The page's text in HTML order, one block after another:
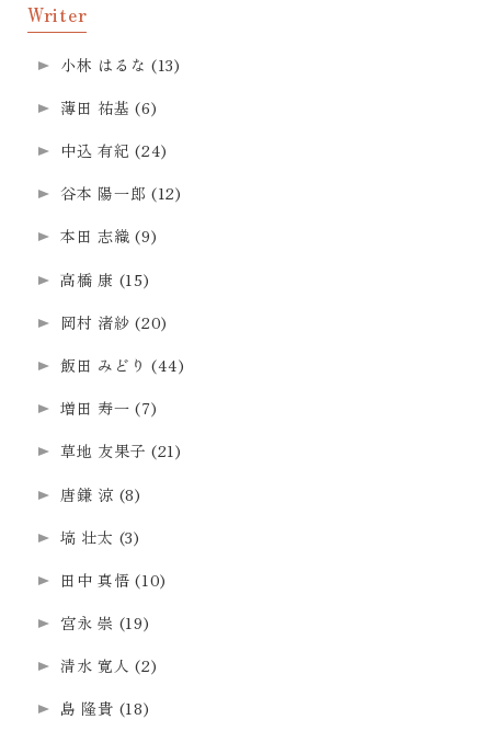
Writer
小林 はるな (13)
薄田 祐基 (6)
中込 有紀 (24)
谷本 陽一郎 (12)
本田 志織 (9)
高橋 康 (15)
岡村 渚紗 (20)
飯田 みどり (44)
増田 寿一 (7)
草地 友果子 (21)
唐鎌 涼 (8)
塙 壮太 (3)
田中 真悟 (10)
宮永 崇 (19)
清水 寛人 (2)
島 隆貴 (18)